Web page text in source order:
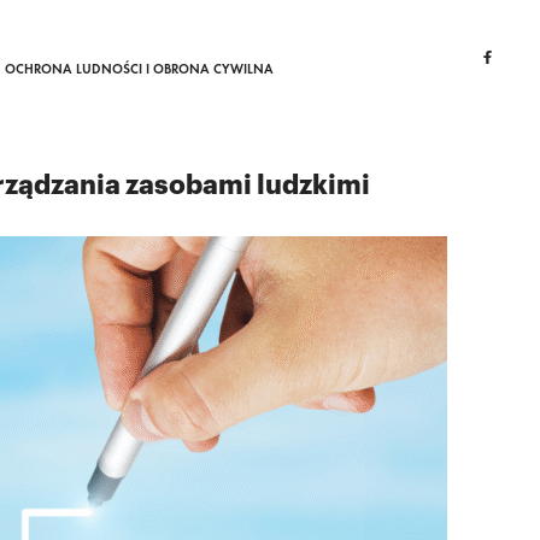
OCHRONA LUDNOŚCI I OBRONA CYWILNA
zasobami ludzkimi